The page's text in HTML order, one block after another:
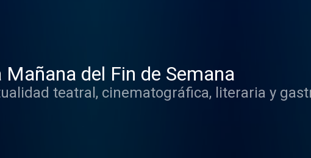
Mañana del Fin de Semana
teatral, cinematográfica, literaria y